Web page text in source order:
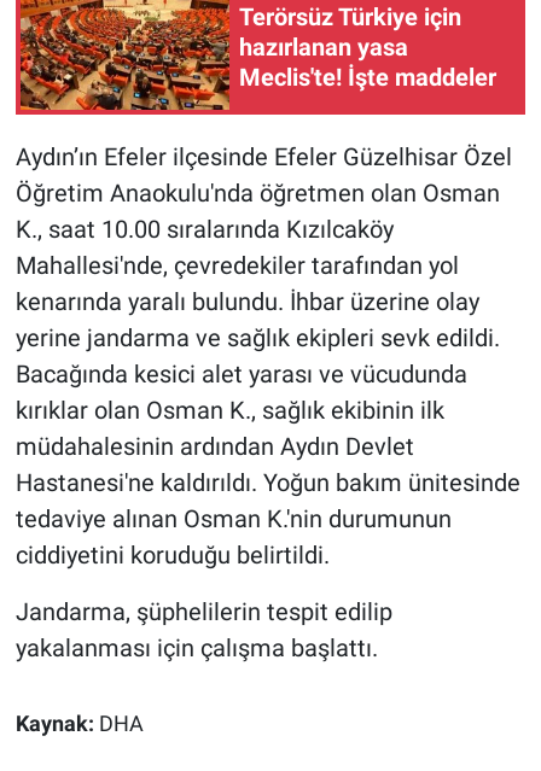
Terörsüz Türkiye için
hazırlanan yasa
Meclis'te! İşte maddeler
Aydın’ın Efeler ilçesinde Efeler Güzelhisar Özel
Öğretim Anaokulu'nda öğretmen olan Osman
K., saat 10.00 sıralarında Kızılcaköy
Mahallesi'nde, çevredekiler tarafından yol
kenarında yaralı bulundu. İhbar üzerine olay
yerine jandarma ve sağlık ekipleri sevk edildi.
Bacağında kesici alet yarası ve vücudunda
kırıklar olan Osman K., sağlık ekibinin ilk
müdahalesinin ardından Aydın Devlet
Hastanesi'ne kaldırıldı. Yoğun bakım ünitesinde
tedaviye alınan Osman K.'nin durumunun
ciddiyetini koruduğu belirtildi.
Jandarma, şüphelilerin tespit edilip
yakalanması için çalışma başlattı.
Kaynak: DHA
Günün görüntüsü
Haber
İlan
Kimdir
Koronavirüs
Kültür Sanat
Ne demişti
Nedir
Popüler
Sağlık
Spor